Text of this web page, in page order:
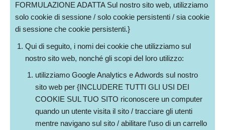
FORMULAZIONE ADATTA Sul nostro sito web, utilizziamo
solo cookie di sessione / solo cookie persistenti / sia cookie
di sessione che cookie persistenti.}
Qui di seguito, i nomi dei cookie che utilizziamo sul
nostro sito web, nonché gli scopi del loro utilizzo:
utilizziamo Google Analytics e Adwords sul nostro
sito web per {INCLUDERE TUTTI GLI USI DEI
COOKIE SUL TUO SITO riconoscere un computer
quando un utente visita il sito / tracciare gli utenti
mentre navigano sul sito / abilitare l’uso di un carrello